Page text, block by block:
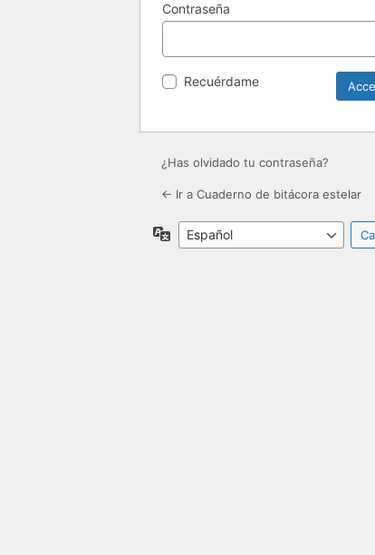
Contraseña
Recuérdame
¿Has olvidado tu contraseña?
← Ir a Cuaderno de bitácora estelar
Idioma